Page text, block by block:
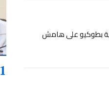
بطوكيو على هامش